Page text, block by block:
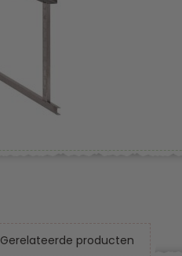
Gerelateerde producten